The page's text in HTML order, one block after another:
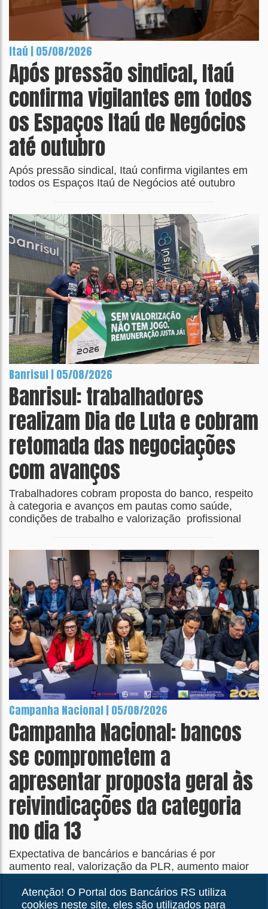
Atenção! O Portal dos Bancários RS utiliza
cookies neste site, eles são utilizados para
Itaú | 05/08/2026
Após pressão sindical, Itaú
confirma vigilantes em todos
os Espaços Itaú de Negócios
até outubro
Após pressão sindical, Itaú confirma vigilantes em
todos os Espaços Itaú de Negócios até outubro
Banrisul | 05/08/2026
Banrisul: trabalhadores
realizam Dia de Luta e cobram
retomada das negociações
com avanços
Trabalhadores cobram proposta do banco, respeito
à categoria e avanços em pautas como saúde,
condições de trabalho e valorização profissional
Campanha Nacional | 05/08/2026
Campanha Nacional: bancos
se comprometem a
apresentar proposta geral às
reivindicações da categoria
no dia 13
Expectativa de bancários e bancárias é por
aumento real, valorização da PLR, aumento maior
categoria